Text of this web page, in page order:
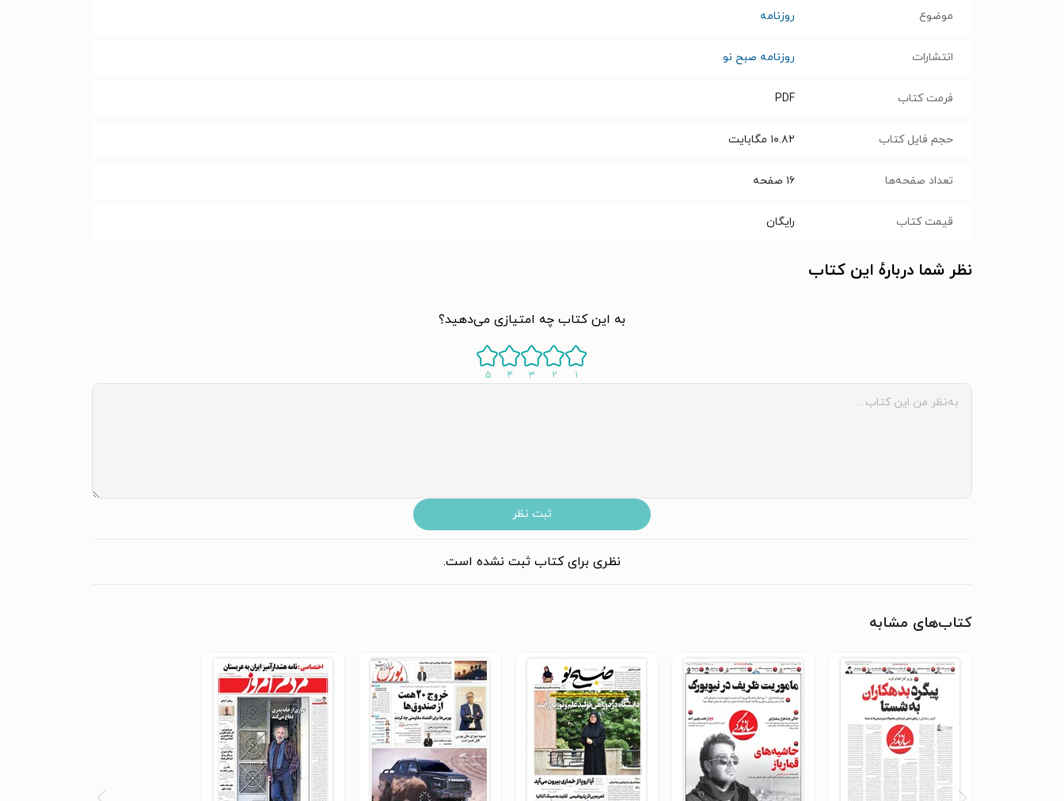
موضوع روزنامه
انتشارات روزنامه صبح نو
فرمت کتاب PDF
حجم فایل کتاب ۱۰.۸۲ مگابایت
تعداد صفحه‌ها ۱۶ صفحه
قیمت کتاب رایگان
نظر شما دربارهٔ این کتاب
به این کتاب چه امتیازی می‌دهید؟
۱ ۲ ۳ ۴ ۵
ثبت نظر
نظری برای کتاب ثبت نشده است.
کتاب‌های مشابه